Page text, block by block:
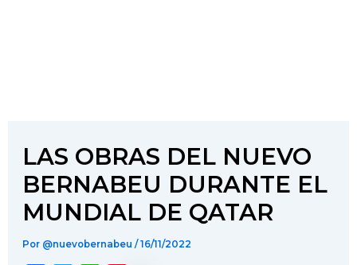
LAS OBRAS DEL NUEVO
BERNABEU DURANTE EL
MUNDIAL DE QATAR
Por @nuevobernabeu / 16/11/2022